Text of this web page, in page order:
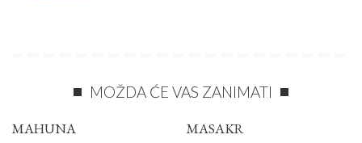
MOŽDA ĆE VAS ZANIMATI
MAHUNA MASAKR